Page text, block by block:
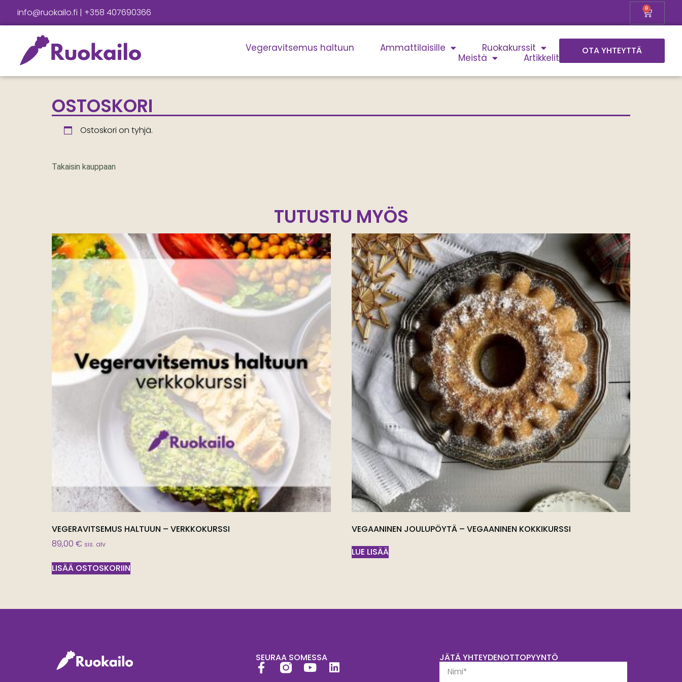
info@ruokailo.fi | +358 407690366 0
Vegeravitsemus haltuun Ammattilaisille
Ruokakurssit
Meistä
Artikkelit
OTA YHTEYTTÄ
OSTOSKORI
Ostoskori on tyhjä.
Takaisin kauppaan
TUTUSTU MYÖS
VEGERAVITSEMUS HALTUUN – VERKKOKURSSI
89,00 € sis. alv
LISÄÄ OSTOSKORIIN
VEGAANINEN JOULUPÖYTÄ – VEGAANINEN KOKKIKURSSI
LUE LISÄÄ
SEURAA SOMESSA JÄTÄ YHTEYDENOTTOPYYNTÖ